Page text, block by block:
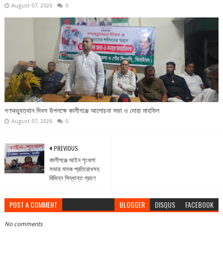
August 07, 2026 0
গণঅভ্যুত্থান দিবস উপলক্ষে কালীগঞ্জে আলোচনা সভা ও দোয়া মাহফিল
August 07, 2026 0
PREVIOUS
কালীগঞ্জে আইন শৃংখলা
সভায় মাদক প্রতিরোধসহ
বিভিন্ন সিদ্ধান্ত গ্রহণ
POST A COMMENT BLOGGER DISQUS FACEBOOK
No comments